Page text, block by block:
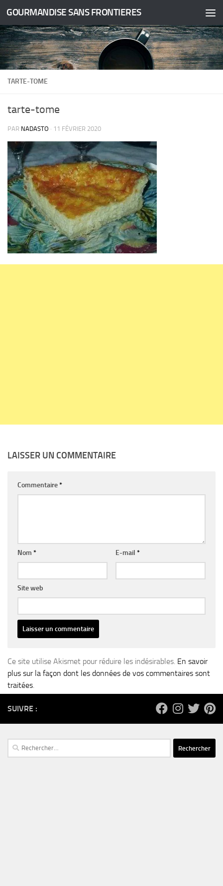
Skip to content
GOURMANDISE SANS FRONTIERES
TARTE-TOME
tarte-tome
PAR NADASTO · 11 FÉVRIER 2020
LAISSER UN COMMENTAIRE
Commentaire*
Nom * E-mail *
Site web
Ce site utilise Akismet pour réduire les indésirables. En savoir
plus sur la façon dont les données de vos commentaires sont
traitées.
SUIVRE :
Rechercher :